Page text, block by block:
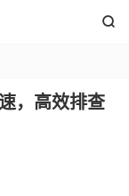

，高效排查